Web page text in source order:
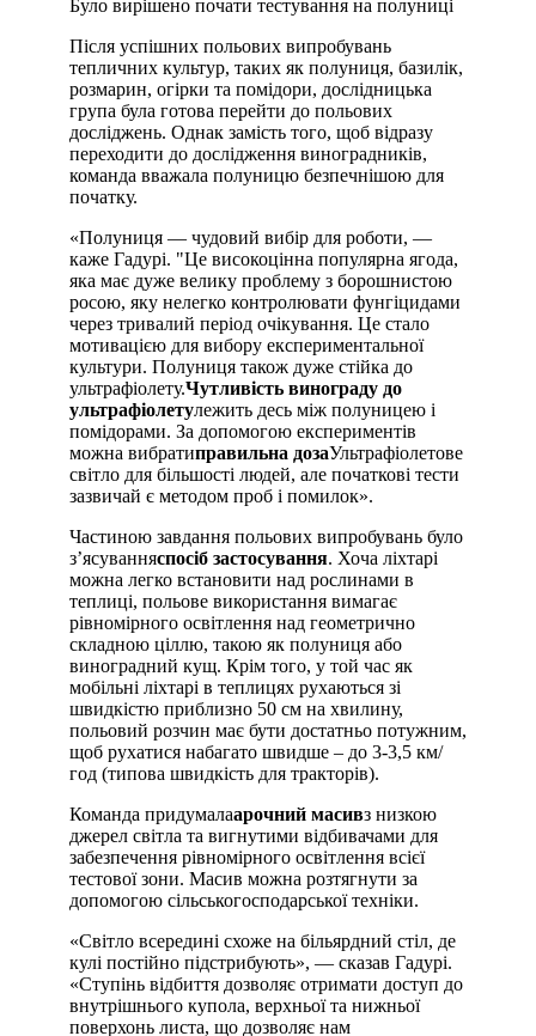
Було вирішено почати тестування на полуниці
Після успішних польових випробувань
тепличних культур, таких як полуниця, базилік,
розмарин, огірки та помідори, дослідницька
група була готова перейти до польових
досліджень. Однак замість того, щоб відразу
переходити до дослідження виноградників,
команда вважала полуницю безпечнішою для
початку.
«Полуниця — чудовий вибір для роботи, —
каже Гадурі. "Це високоцінна популярна ягода,
яка має дуже велику проблему з борошнистою
росою, яку нелегко контролювати фунгіцидами
через тривалий період очікування. Це стало
мотивацією для вибору експериментальної
культури. Полуниця також дуже стійка до
ультрафіолету.Чутливість винограду до
ультрафіолетулежить десь між полуницею і
помідорами. За допомогою експериментів
можна вибратиправильна дозаУльтрафіолетове
світло для більшості людей, але початкові тести
зазвичай є методом проб і помилок».
Частиною завдання польових випробувань було
з’ясуванняспосіб застосування. Хоча ліхтарі
можна легко встановити над рослинами в
теплиці, польове використання вимагає
рівномірного освітлення над геометрично
складною ціллю, такою як полуниця або
виноградний кущ. Крім того, у той час як
мобільні ліхтарі в теплицях рухаються зі
швидкістю приблизно 50 см на хвилину,
польовий розчин має бути достатньо потужним,
щоб рухатися набагато швидше – до 3-3,5 км/
год (типова швидкість для тракторів).
Команда придумалаарочний масивз низкою
джерел світла та вигнутими відбивачами для
забезпечення рівномірного освітлення всієї
тестової зони. Масив можна розтягнути за
допомогою сільськогосподарської техніки.
«Світло всередині схоже на більярдний стіл, де
кулі постійно підстрибують», — сказав Гадурі.
«Ступінь відбиття дозволяє отримати доступ до
внутрішнього купола, верхньої та нижньої
поверхонь листа, що дозволяє нам